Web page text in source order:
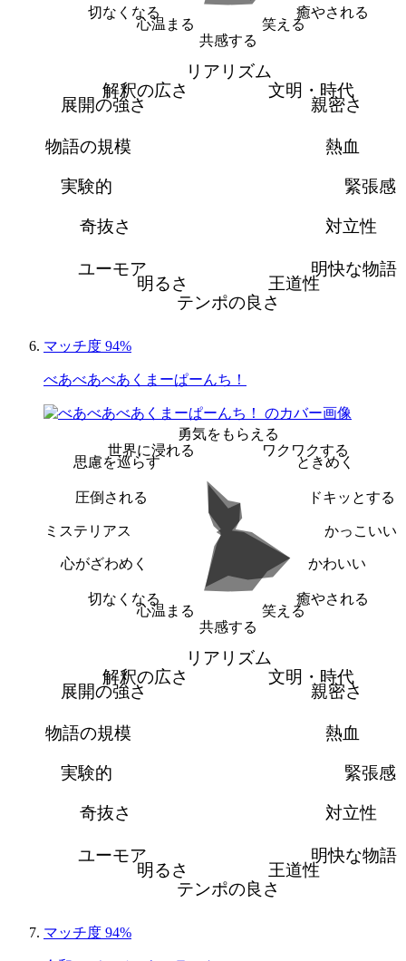
癒やされる
笑える
共感する
心温まる
切なくなる
リアリズム
文明・時代
親密さ
熱血
緊張感
対立性
明快な物語
王道性
テンポの良さ
明るさ
ユーモア
奇抜さ
実験的
物語の規模
展開の強さ
解釈の広さ
マッチ度 94%
べあべあべあくまーぱーんち！
勇気をもらえる
ワクワクする
ときめく
ドキッとする
かっこいい
かわいい
癒やされる
笑える
共感する
心温まる
切なくなる
心がざわめく
ミステリアス
圧倒される
思慮を巡らす
世界に浸れる
リアリズム
文明・時代
親密さ
熱血
緊張感
対立性
明快な物語
王道性
テンポの良さ
明るさ
ユーモア
奇抜さ
実験的
物語の規模
展開の強さ
解釈の広さ
マッチ度 94%